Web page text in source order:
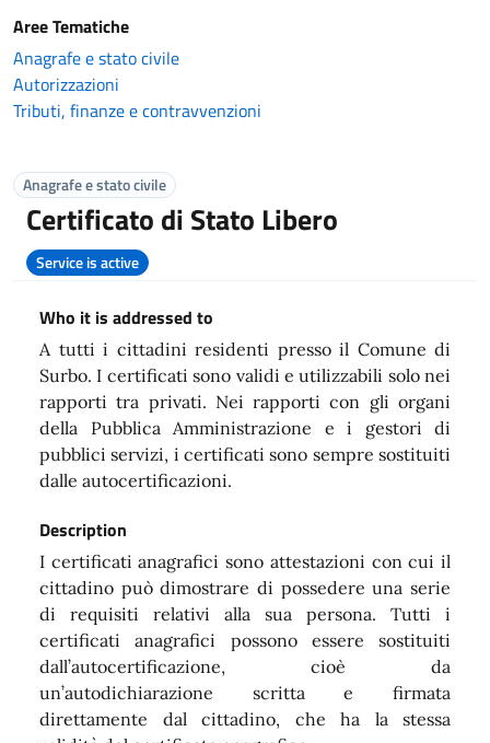
Aree Tematiche
Anagrafe e stato civile
Autorizzazioni
Tributi, finanze e contravvenzioni
Anagrafe e stato civile
Certificato di Stato Libero
Service is active
Who it is addressed to
A tutti i cittadini residenti presso il Comune di
Surbo. I certificati sono validi e utilizzabili solo nei
rapporti tra privati. Nei rapporti con gli organi
della Pubblica Amministrazione e i gestori di
pubblici servizi, i certificati sono sempre sostituiti
dalle autocertificazioni.
Description
I certificati anagrafici sono attestazioni con cui il
cittadino può dimostrare di possedere una serie
di requisiti relativi alla sua persona. Tutti i
certificati anagrafici possono essere sostituiti
dall’autocertificazione, cioè da
un’autodichiarazione scritta e firmata
direttamente dal cittadino, che ha la stessa